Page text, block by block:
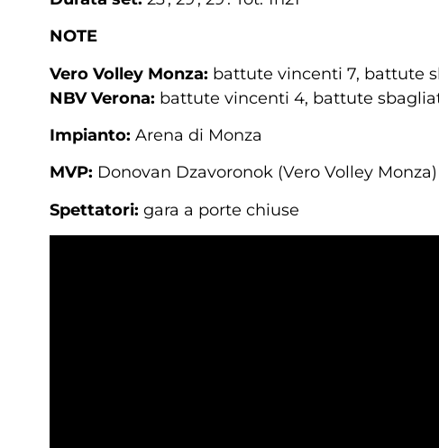
NOTE
Vero Volley Monza: battute vincenti 7, battute
NBV Verona: battute vincenti 4, battute
Impianto: Arena di Monza
MVP: Donovan Dzavoronok (Vero Volley Monza)
Spettatori: gara a porte chiuse